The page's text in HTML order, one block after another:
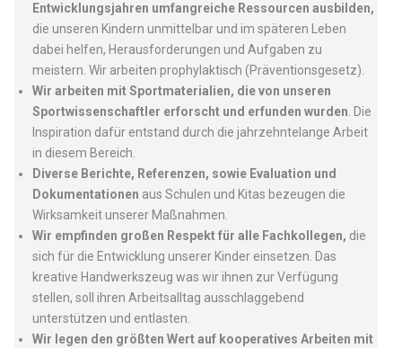
Entwicklungsjahren umfangreiche Ressourcen ausbilden,
die unseren Kindern unmittelbar und im späteren Leben
dabei helfen, Herausforderungen und Aufgaben zu
meistern. Wir arbeiten prophylaktisch (Präventionsgesetz).
Wir arbeiten mit Sportmaterialien, die von unseren
Sportwissenschaftler erforscht und erfunden wurden. Die
Inspiration dafür entstand durch die jahrzehntelange Arbeit
in diesem Bereich.
Diverse Berichte, Referenzen, sowie Evaluation und
Dokumentationen aus Schulen und Kitas bezeugen die
Wirksamkeit unserer Maßnahmen.
Wir empfinden großen Respekt für alle Fachkollegen, die
sich für die Entwicklung unserer Kinder einsetzen. Das
kreative Handwerkszeug was wir ihnen zur Verfügung
stellen, soll ihren Arbeitsalltag ausschlaggebend
unterstützen und entlasten.
Wir legen den größten Wert auf kooperatives Arbeiten mit